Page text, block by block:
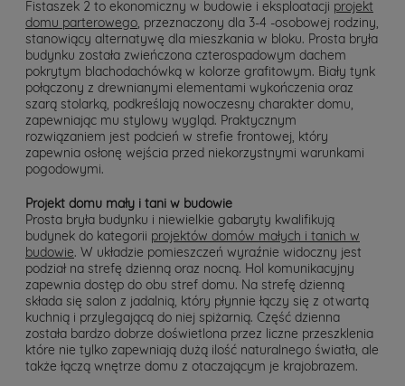
Fistaszek 2 to ekonomiczny w budowie i eksploatacji projekt
domu parterowego , przeznaczony dla 3-4 -osobowej rodziny,
stanowiący alternatywę dla mieszkania w bloku. Prosta bryła
budynku została zwieńczona czterospadowym dachem
pokrytym blachodachówką w kolorze grafitowym. Biały tynk
połączony z drewnianymi elementami wykończenia oraz
szarą stolarką, podkreślają nowoczesny charakter domu,
zapewniając mu stylowy wygląd. Praktycznym
rozwiązaniem jest podcień w strefie frontowej, który
zapewnia osłonę wejścia przed niekorzystnymi warunkami
pogodowymi.
Projekt domu mały i tani w budowie
Prosta bryła budynku i niewielkie gabaryty kwalifikują
budynek do kategorii projektów domów małych i tanich w
budowie. W układzie pomieszczeń wyraźnie widoczny jest
podział na strefę dzienną oraz nocną. Hol komunikacyjny
zapewnia dostęp do obu stref domu. Na strefę dzienną
składa się salon z jadalnią, który płynnie łączy się z otwartą
kuchnią i przylegającą do niej spiżarnią. Część dzienna
została bardzo dobrze doświetlona przez liczne przeszklenia
które nie tylko zapewniają dużą ilość naturalnego światła, ale
także łączą wnętrze domu z otaczającym je krajobrazem.